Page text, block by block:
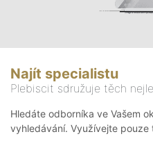
Najít specialistu
Plebiscit sdružuje těch
Hledáte odborníka ve Vašem
vyhledávání. Využívejte pouze